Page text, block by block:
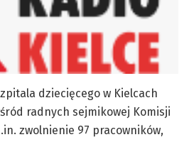
dziecięcego w Kielcach
radnych sejmikowej Komisji
zwolnienie 97 pracowników,